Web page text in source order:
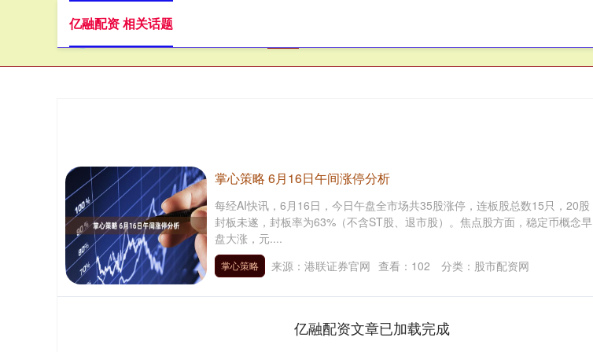
亿融配资 相关话题
掌心策略 6月16日午间涨停分析
每经AI快讯，6月16日，今日午盘全市场共35股涨停，连板股总数15只，20股
封板未遂，封板率为63%（不含ST股、退市股）。焦点股方面，稳定币概念早
盘大涨，元....
掌心策略 来源：港联证券官网 查看： 102 分类： 股市配资网
亿融配资文章已加载完成